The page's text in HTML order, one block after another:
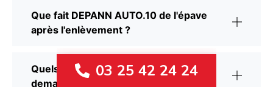
Que fait DEPANN AUTO.10 de l'épave
après l'enlèvement ?
Quels documents DEPANN AUTO.10
demande-t-il avant l'enlèvement ?
03 25 42 24 24